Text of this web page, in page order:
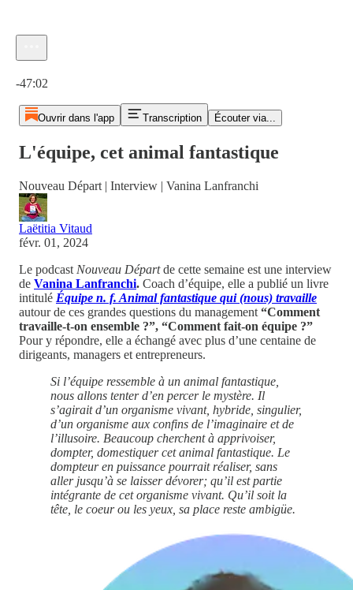
-47:02
Ouvrir dans l'app Transcription Écouter via...
L'équipe, cet animal fantastique
Nouveau Départ | Interview | Vanina Lanfranchi
Laëtitia Vitaud
févr. 01, 2024
Le podcast Nouveau Départde cette semaine est une interview
de Vanina Lanfranchi. Coach d’équipe, elle a publié un livre
intitulé Équipe n. f. Animal fantastique qui (nous) travaille
autour de ces grandes questions du management “Comment
travaille-t-on ensemble ?”, “Comment fait-on équipe ?”
Pour y répondre, elle a échangé avec plus d’une centaine de
dirigeants, managers et entrepreneurs.
Si l’équipe ressemble à un animal fantastique,
nous allons tenter d’en percer le mystère. Il
s’agirait d’un organisme vivant, hybride, singulier,
d’un organisme aux confins de l’imaginaire et de
l’illusoire. Beaucoup cherchent à apprivoiser,
dompter, domestiquer cet animal fantastique. Le
dompteur en puissance pourrait réaliser, sans
aller jusqu’à se laisser dévorer; qu’il est partie
intégrante de cet organisme vivant. Qu’il soit la
tête, le coeur ou les yeux, sa place reste ambigüe.